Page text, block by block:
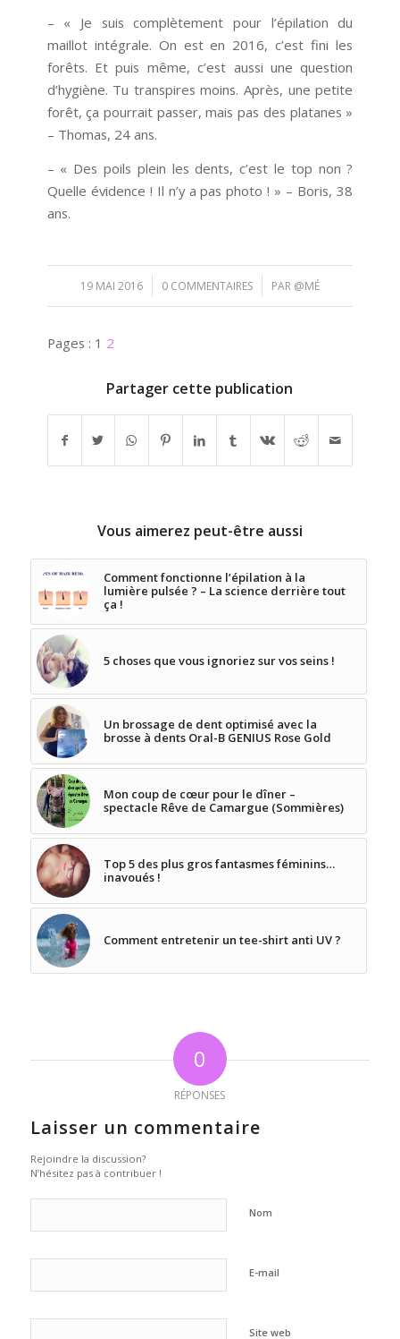
– « Je suis complètement pour l’épilation du
maillot intégrale. On est en 2016, c’est fini les
forêts. Et puis même, c’est aussi une question
d’hygiène. Tu transpires moins. Après, une petite
forêt, ça pourrait passer, mais pas des platanes »
– Thomas, 24 ans.
– « Des poils plein les dents, c’est le top non ?
Quelle évidence ! Il n’y a pas photo ! » – Boris, 38
ans.
19 MAI 2016
/ 0 COMMENTAIRES
/ PAR @MÉ
Pages : 1 2
Partager cette publication
Vous aimerez peut-être aussi
Comment fonctionne l’épilation à la
lumière pulsée ? – La science derrière tout
ça !
5 choses que vous ignoriez sur vos seins !
Un brossage de dent optimisé avec la
brosse à dents Oral-B GENIUS Rose Gold
Mon coup de cœur pour le dîner –
spectacle Rêve de Camargue (Sommières)
Top 5 des plus gros fantasmes féminins…
inavoués !
Comment entretenir un tee-shirt anti UV ?
0
RÉPONSES
Laisser un commentaire
Rejoindre la discussion?
N’hésitez pas à contribuer !
Nom
E-mail
Site web